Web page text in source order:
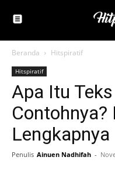
Beranda Hitspiratif
Hitspiratif
Apa Itu
Contohnya?
Lengkapnya
Penulis Ainuen Nadhifah -